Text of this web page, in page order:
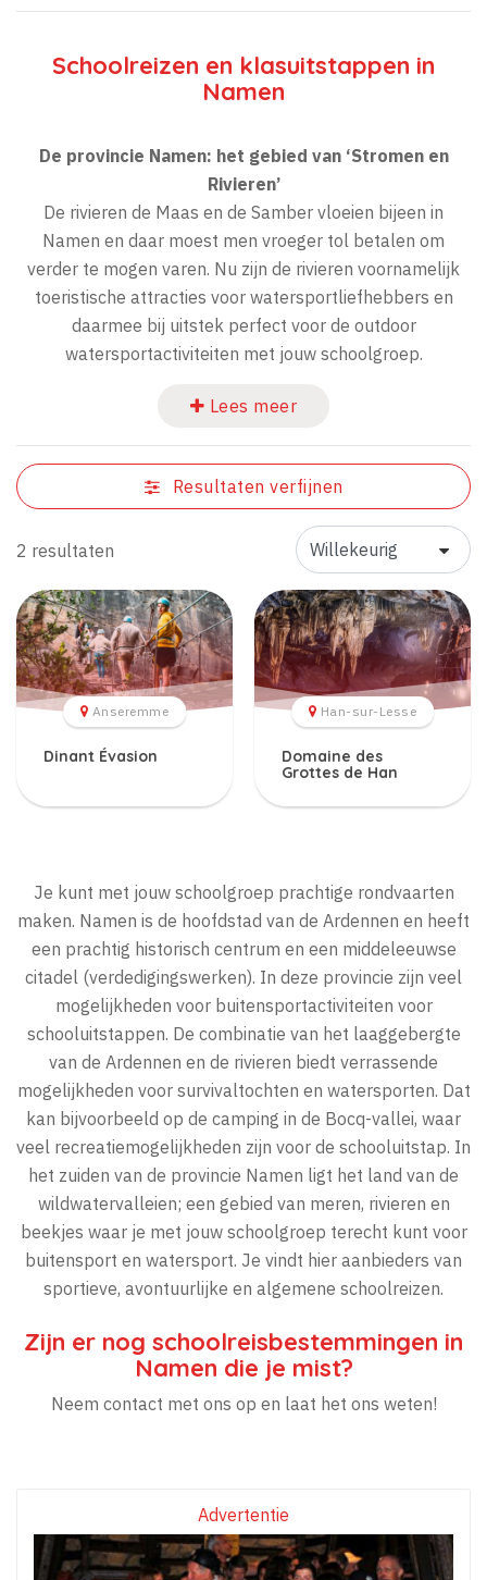
Schoolreizen en klasuitstappen in
Namen
De provincie Namen: het gebied van ‘Stromen en
Rivieren’
De rivieren de Maas en de Samber vloeien bijeen in
Namen en daar moest men vroeger tol betalen om
verder te mogen varen. Nu zijn de rivieren voornamelijk
toeristische attracties voor watersportliefhebbers en
daarmee bij uitstek perfect voor de outdoor
watersportactiviteiten met jouw schoolgroep.
Lees meer
Resultaten verfijnen
2 resultaten
Anseremme
Dinant Évasion
Han-sur-Lesse
Domaine des
Grottes de Han
Je kunt met jouw schoolgroep prachtige rondvaarten
maken. Namen is de hoofdstad van de Ardennen en heeft
een prachtig historisch centrum en een middeleeuwse
citadel (verdedigingswerken). In deze provincie zijn veel
mogelijkheden voor buitensportactiviteiten voor
schooluitstappen. De combinatie van het laaggebergte
van de Ardennen en de rivieren biedt verrassende
mogelijkheden voor survivaltochten en watersporten. Dat
kan bijvoorbeeld op de camping in de Bocq-vallei, waar
veel recreatiemogelijkheden zijn voor de schooluitstap. In
het zuiden van de provincie Namen ligt het land van de
wildwatervalleien; een gebied van meren, rivieren en
beekjes waar je met jouw schoolgroep terecht kunt voor
buitensport en watersport. Je vindt hier aanbieders van
sportieve, avontuurlijke en algemene schoolreizen.
Zijn er nog schoolreisbestemmingen in
Namen die je mist?
Neem contact met ons op en laat het ons weten!
Advertentie